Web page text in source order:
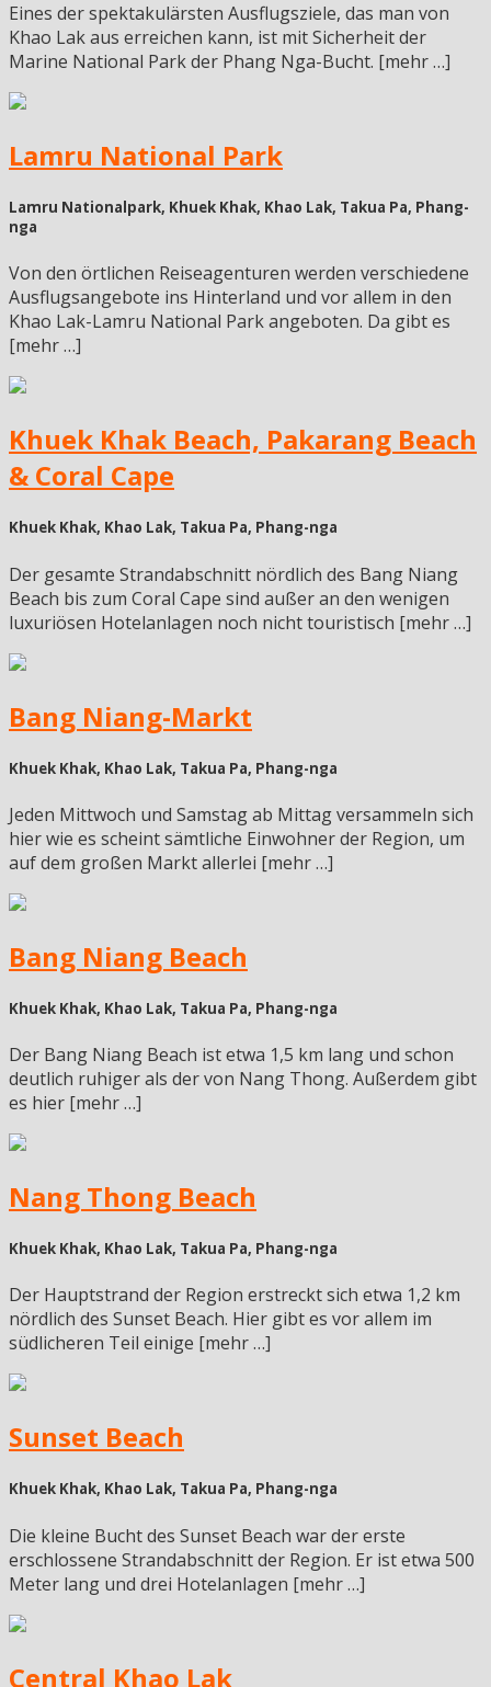
Eines der spektakulärsten Ausflugsziele, das man von
Khao Lak aus erreichen kann, ist mit Sicherheit der
Marine National Park der Phang Nga-Bucht. [mehr …]
Lamru National Park
Lamru Nationalpark, Khuek Khak, Khao Lak, Takua Pa, Phang-
nga
Von den örtlichen Reiseagenturen werden verschiedene
Ausflugsangebote ins Hinterland und vor allem in den
Khao Lak-Lamru National Park angeboten. Da gibt es
[mehr …]
Khuek Khak Beach, Pakarang Beach
& Coral Cape
Khuek Khak, Khao Lak, Takua Pa, Phang-nga
Der gesamte Strandabschnitt nördlich des Bang Niang
Beach bis zum Coral Cape sind außer an den wenigen
luxuriösen Hotelanlagen noch nicht touristisch [mehr …]
Bang Niang-Markt
Khuek Khak, Khao Lak, Takua Pa, Phang-nga
Jeden Mittwoch und Samstag ab Mittag versammeln sich
hier wie es scheint sämtliche Einwohner der Region, um
auf dem großen Markt allerlei [mehr …]
Bang Niang Beach
Khuek Khak, Khao Lak, Takua Pa, Phang-nga
Der Bang Niang Beach ist etwa 1,5 km lang und schon
deutlich ruhiger als der von Nang Thong. Außerdem gibt
es hier [mehr …]
Nang Thong Beach
Khuek Khak, Khao Lak, Takua Pa, Phang-nga
Der Hauptstrand der Region erstreckt sich etwa 1,2 km
nördlich des Sunset Beach. Hier gibt es vor allem im
südlicheren Teil einige [mehr …]
Sunset Beach
Khuek Khak, Khao Lak, Takua Pa, Phang-nga
Die kleine Bucht des Sunset Beach war der erste
erschlossene Strandabschnitt der Region. Er ist etwa 500
Meter lang und drei Hotelanlagen [mehr …]
Central Khao Lak